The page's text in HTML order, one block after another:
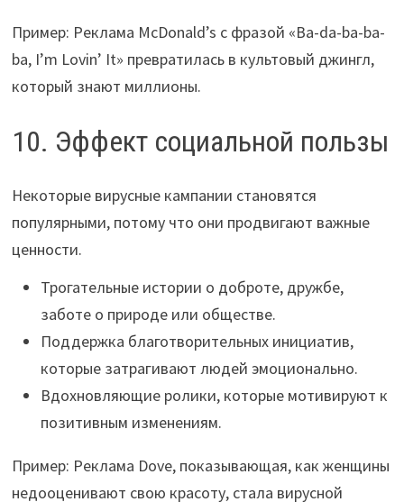
Пример: Реклама McDonald’s с фразой «Ba-da-ba-ba-
ba, I’m Lovin’ It» превратилась в культовый джингл,
который знают миллионы.
10. Эффект социальной пользы
Некоторые вирусные кампании становятся
популярными, потому что они продвигают важные
ценности.
Трогательные истории о доброте, дружбе,
заботе о природе или обществе.
Поддержка благотворительных инициатив,
которые затрагивают людей эмоционально.
Вдохновляющие ролики, которые мотивируют к
позитивным изменениям.
Пример: Реклама Dove, показывающая, как женщины
недооценивают свою красоту, стала вирусной